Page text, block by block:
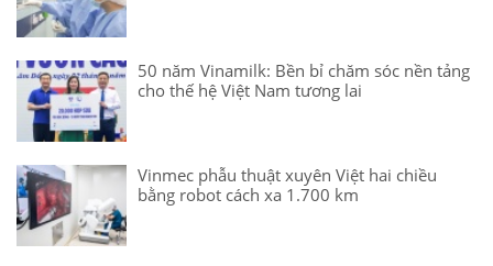
50 năm Vinamilk: Bền bỉ chăm sóc nền tảng
cho thế hệ Việt Nam tương lai
Vinmec phẫu thuật xuyên Việt hai chiều
bằng robot cách xa 1.700 km